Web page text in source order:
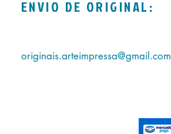
ENVIO DE ORIGINAL:
originais.arteimpressa@gmail.com